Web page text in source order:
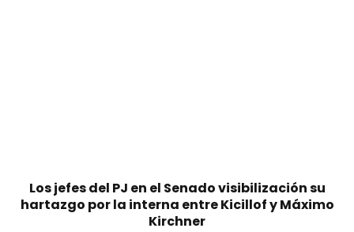
Los jefes del PJ en el Senado visibilización su
hartazgo por la interna entre Kicillof y Máximo
Kirchner